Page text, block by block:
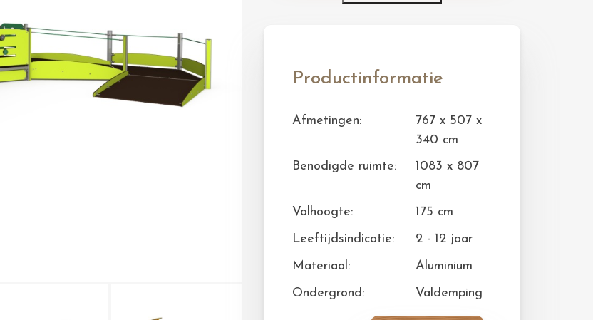
Productinformatie
Afmetingen:
767 x 507 x
340 cm
Benodigde ruimte:
1083 x 807
cm
Valhoogte:
175 cm
Leeftijdsindicatie:
2 - 12 jaar
Materiaal:
Aluminium
Ondergrond:
Valdemping